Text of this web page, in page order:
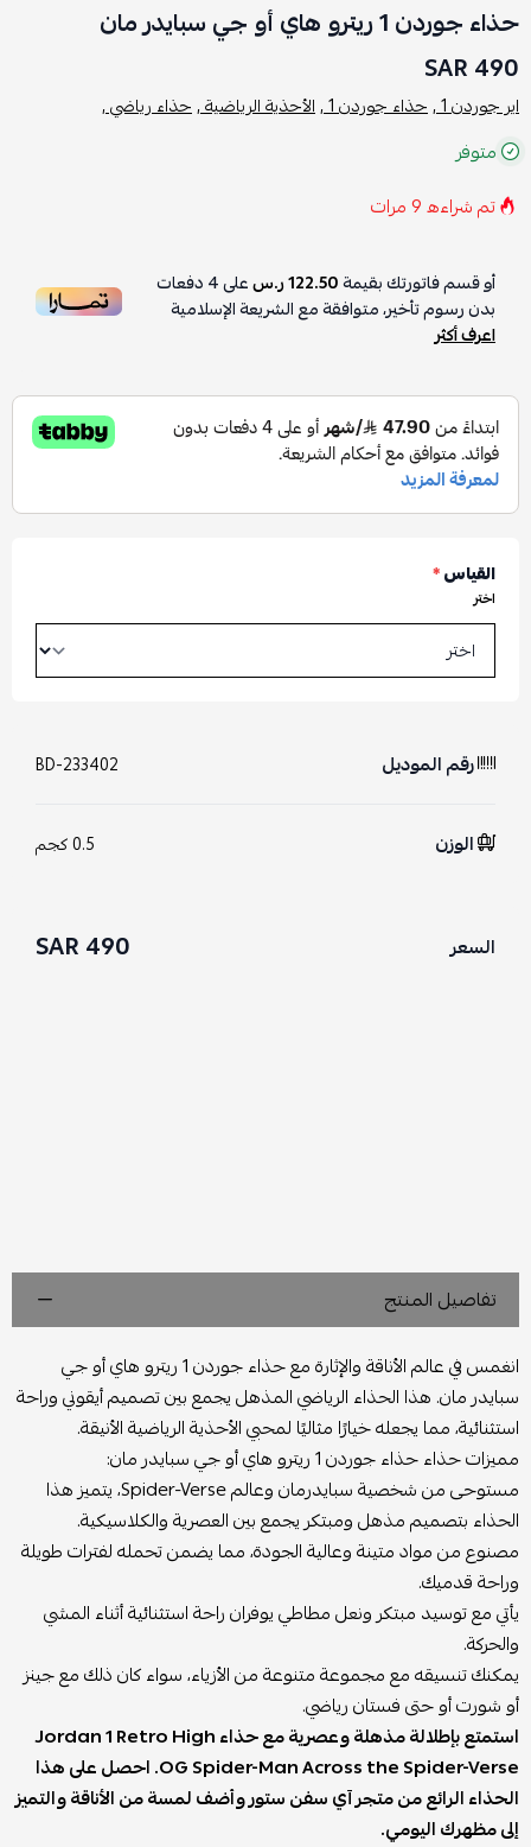
حذاء جوردن 1 ريترو هاي أو جي سبايدر مان
490 SAR
اير جوردن 1 , حذاء جوردن 1 , الأحذية الرياضية ,حذاء رياضي ,
متوفر
تم شراءه9مرات
أو قسم فاتورتك بقيمة122.50 ر.س على4دفعات
بدون رسوم تأخير، متوافقة مع الشريعة الإسلامية
اعرف أكثر
القياس*
اختر
رقم الموديل BD-233402
الوزن 0.5 كجم
السعر 490 SAR
تفاصيل المنتج
انغمس في عالم الأناقة والإثارة مع حذاء جوردن 1 ريترو هاي أو جي
سبايدر مان. هذا الحذاء الرياضي المذهل يجمع بين تصميم أيقوني وراحة
استثنائية، مما يجعله خيارًا مثاليًا لمحبي الأحذية الرياضية الأنيقة.
مميزات حذاء حذاء جوردن 1 ريترو هاي أو جي سبايدر مان:
مستوحى من شخصية سبايدرمان وعالم Spider-Verse، يتميز هذا
الحذاء بتصميم مذهل ومبتكر يجمع بين العصرية والكلاسيكية.
مصنوع من مواد متينة وعالية الجودة، مما يضمن تحمله لفترات طويلة
وراحة قدميك.
يأتي مع توسيد مبتكر ونعل مطاطي يوفران راحة استثنائية أثناء المشي
والحركة.
يمكنك تنسيقه مع مجموعة متنوعة من الأزياء، سواء كان ذلك مع جينز
أو شورت أو حتى فستان رياضي.
استمتع بإطلالة مذهلة وعصرية مع حذاء Jordan 1 Retro High
OG Spider-Man Across the Spider-Verse. احصل على هذا
الحذاء الرائع من متجر آي سفن ستور وأضف لمسة من الأناقة والتميز
إلى مظهرك اليومي.